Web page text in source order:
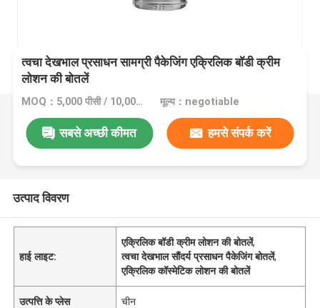
त्वचा देखभाल प्रसाधन सामग्री पैकेजिंग एक्रिलिक बॉडी क्रीम
लोशन की बोतलें
MOQ：5,000 पीसी / 10,000 पीसी मूल्य：negotiable
सबसे अच्छी कीमत हमसे संपर्क करें
उत्पाद विवरण
हाई लाइट:
एक्रिलिक बॉडी क्रीम लोशन की बोतलें,
त्वचा देखभाल सौंदर्य प्रसाधन पैकेजिंग बोतलें,
एक्रिलिक कॉस्मेटिक लोशन की बोतलें
उत्पत्ति के प्लेस चीन